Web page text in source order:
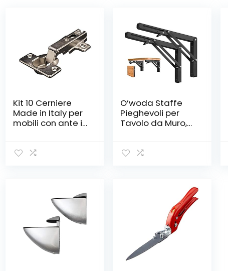
Kit 10 Cerniere
Made in Italy per
mobili con ante in
O’woda Staffe
Pieghevoli per
Tavolo da Muro,
Mensole Pesanti,
Massimo: 80 kg,